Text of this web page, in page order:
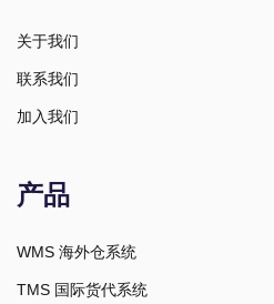
关于我们
联系我们
加入我们
产品
WMS 海外仓系统
TMS 国际货代系统